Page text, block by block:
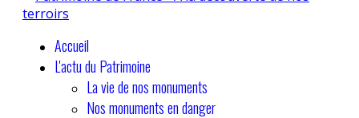
Accueil
L'actu du Patrimoine
La vie de nos monuments
Nos monuments en danger